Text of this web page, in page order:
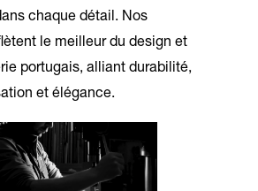
chaque détail. Nos
le meilleur du design et
portugais, alliant durabilité,
et élégance.